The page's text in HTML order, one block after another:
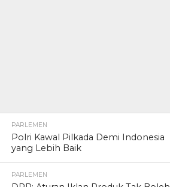
PARLEMEN
Polri Kawal Pilkada Demi Indonesia
yang Lebih Baik
PARLEMEN